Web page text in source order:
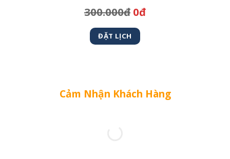
300.000đ 0đ
ĐẶT LỊCH
Cảm Nhận Khách Hàng